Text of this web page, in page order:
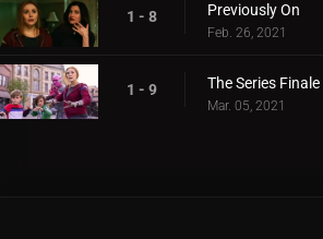
1 - 8 Previously On
Feb. 26, 2021
1 - 9 The Series Finale
Mar. 05, 2021